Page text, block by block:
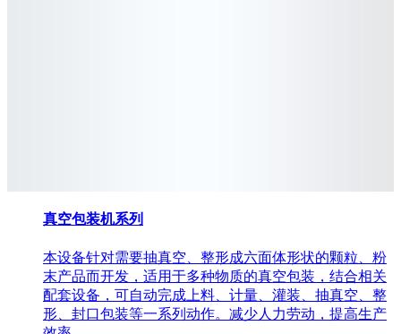
真空包装机系列
本设备针对需要抽真空、整形成六面体形状的颗粒、粉
末产品而开发，适用于多种物质的真空包装，结合相关
配套设备，可自动完成上料、计量、灌装、抽真空、整
形、封口包装等一系列动作。减少人力劳动，提高生产